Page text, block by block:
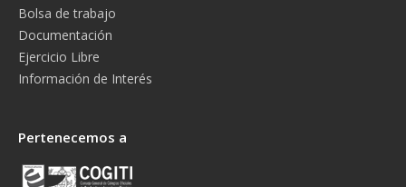
Bolsa de trabajo
Documentación
Ejercicio Libre
Información de Interés
Pertenecemos a